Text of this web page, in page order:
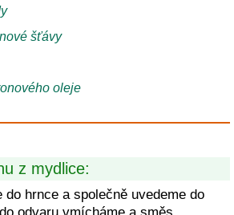
šťávy
oleje
z mydlice:
do hrnce a společně uvedeme do